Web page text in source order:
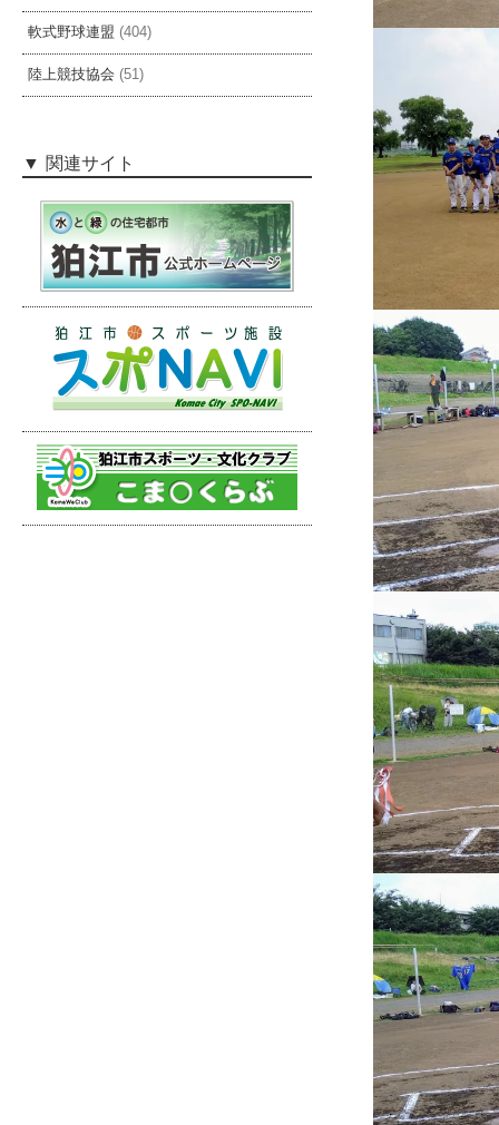
軟式野球連盟 (404)
陸上競技協会 (51)
関連サイト